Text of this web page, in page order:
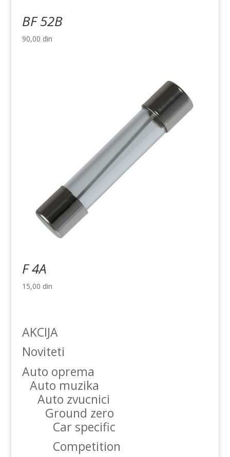
BF 52B
90,00 din
F 4A
15,00 din
AKCIJA
Noviteti
Auto oprema
Auto muzika
Auto zvucnici
Ground zero
Car specific
Competition